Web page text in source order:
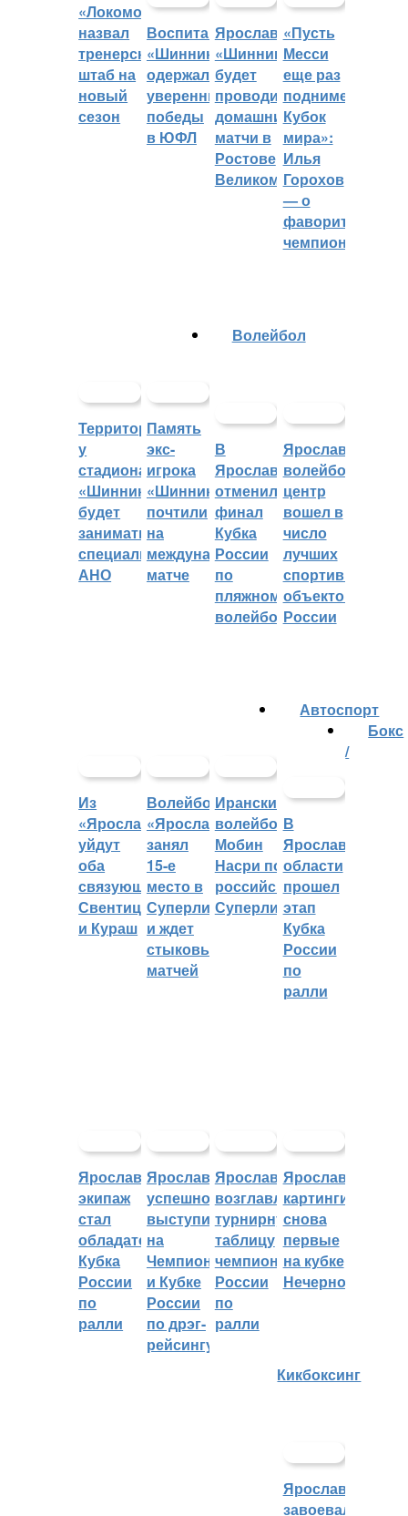
«Локомотив»
назвал
тренерский
штаб на
новый
сезон
Воспитанники
«Шинника»
одержали
уверенные
победы
в ЮФЛ
Ярославский
«Шинник»
будет
проводить
домашние
матчи в
Ростове
Великом
«Пусть
Месси
еще раз
поднимет
Кубок
мира»:
Илья
Горохов
— о
фаворитах
чемпионата
Территорией
у
стадиона
«Шинник»
будет
заниматься
специальное
АНО
Память
экс-
игрока
«Шинника»
почтили
на
международном
матче
Волейбол
В
Ярославле
отменили
финал
Кубка
России
по
пляжному
волейболу
Ярославский
волейбольный
центр
вошел в
число
лучших
спортивных
объектов
России
Из
«Ярославича»
уйдут
оба
связующих:
Свентицкис
и Кураш
Волейбольный
«Ярославич»
занял
15-е
место в
Суперлиге
и ждет
стыковых
матчей
Иранский
волейболист
Мобин
Насри покинет
российскую
Суперлигу
Автоспорт
В
Ярославской
области
прошел
этап
Кубка
России
по
ралли
Ярославский
экипаж
стал
обладателем
Кубка
России
по
ралли
Ярославцы
успешно
выступили
на
Чемпионате
и Кубке
России
по дрэг-
рейсингу
Ярославцы
возглавляют
турнирную
таблицу
чемпионата
России
по
ралли
Ярославские
картингисты
снова
первые
на кубке
Нечерноземья
Бокс
/
Кикбоксинг
Ярославцы
завоевали